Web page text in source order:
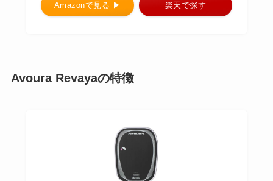
Amazonで見る ▶︎ 楽天で探す
Avoura Revayaの特徴